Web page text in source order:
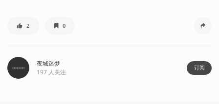
2 0
夜城迷梦
197 人关注
订阅